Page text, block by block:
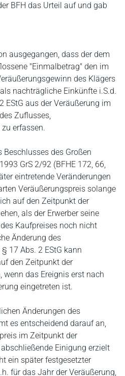
BFH das Urteil auf und gab
ausgegangen, dass der dem
"Einmalbetrag" den im
des Klägers
nachträgliche Einkünfte i.S.d.
EStG aus der Veräußerung im
Zuflusses,
erfassen.
Beschlusses des Großen
GrS 2/92 (BFHE 172, 66,
eintretende Veränderungen
Veräußerungspreis solange
auf den Zeitpunkt der
als der Erwerber seine
Kaufpreises noch nicht
Änderung des
17 Abs. 2 EStG kann
den Zeitpunkt der
wenn das Ereignis erst nach
eingetreten ist.
Änderungen des
es entscheidend darauf an,
im Zeitpunkt der
Einigung erzielt
ein später festgesetzter
für das Jahr der Veräußerung,